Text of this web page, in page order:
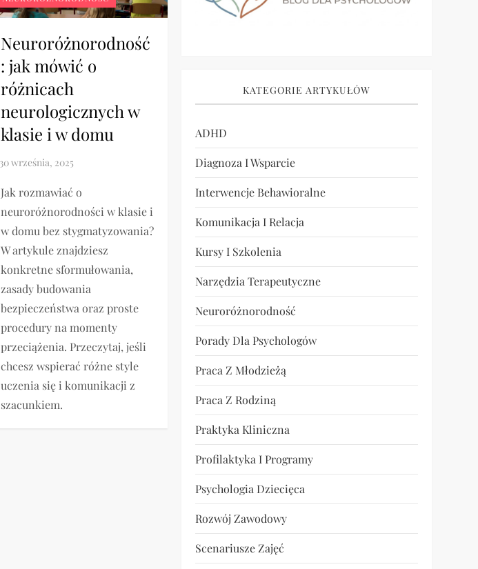
Neuroróżnorodność
: jak mówić o
różnicach
neurologicznych w
klasie i w domu
Jak rozmawiać o
neuroróżnorodności w klasie i
w domu bez stygmatyzowania?
W artykule znajdziesz
konkretne sformułowania,
zasady budowania
bezpieczeństwa oraz proste
procedury na momenty
przeciążenia. Przeczytaj, jeśli
chcesz wspierać różne style
uczenia się i komunikacji z
szacunkiem.
KATEGORIE ARTYKUŁÓW
ADHD
Diagnoza I Wsparcie
Interwencje Behawioralne
Komunikacja I Relacja
Kursy I Szkolenia
Narzędzia Terapeutyczne
Neuroróżnorodność
Porady Dla Psychologów
Praca Z Młodzieżą
Praca Z Rodziną
Praktyka Kliniczna
Profilaktyka I Programy
Psychologia Dziecięca
Rozwój Zawodowy
Scenariusze Zajęć